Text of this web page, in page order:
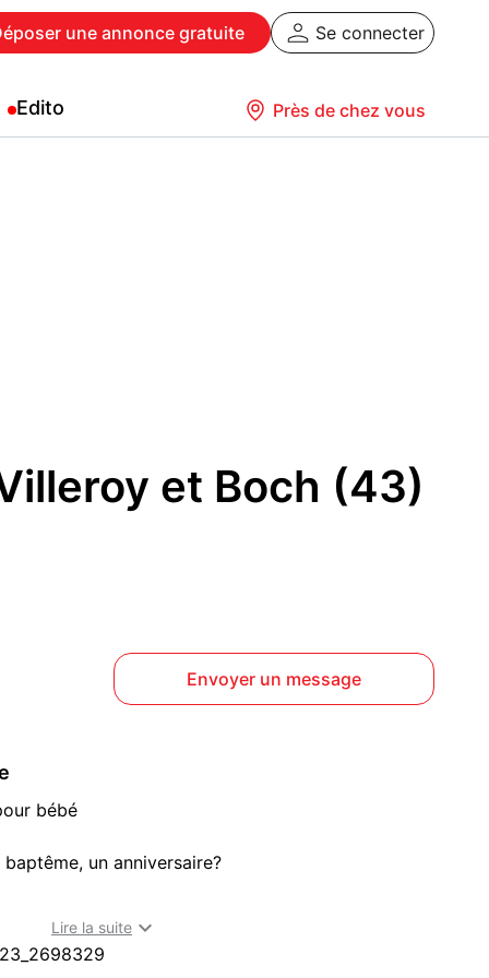
une annonce gratuite Se connecter
Edito Près de chez vous
et Boch (43)
Envoyer un message
bébé
un anniversaire?
d'une assiette et d'un gobelet à anses.
Lire la suite 